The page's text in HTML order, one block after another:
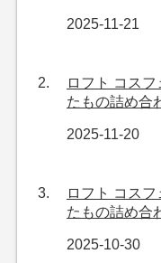
2025-11-21
ロフト コス
たもの詰め合
2025-11-20
ロフト コス
たもの詰め合
2025-10-30